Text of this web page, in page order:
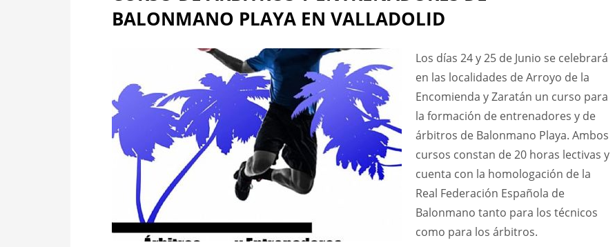
BALONMANO PLAYA EN VALLADOLID
Los días 24 y 25 de Junio se celebrará
en las localidades de Arroyo de la
Encomienda y Zaratán un curso para
la formación de entrenadores y de
árbitros de Balonmano Playa. Ambos
cursos constan de 20 horas lectivas y
cuenta con la homologación de la
Real Federación Española de
Balonmano tanto para los técnicos
como para los árbitros.